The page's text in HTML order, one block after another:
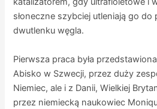
słoneczne szybciej utleniają go
dwutlenku węgla.
Pierwsza praca była
Abisko w Szwecji, przez duży
Niemiec, ale i z Danii, Wielkiej
przez niemiecką naukowiec